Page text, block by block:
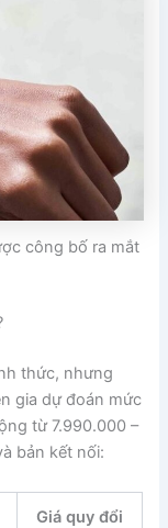
công bố ra mắt
thức, nhưng
gia dự đoán mức
từ 7.990.000 –
bản kết nối:
Giá quy đổi